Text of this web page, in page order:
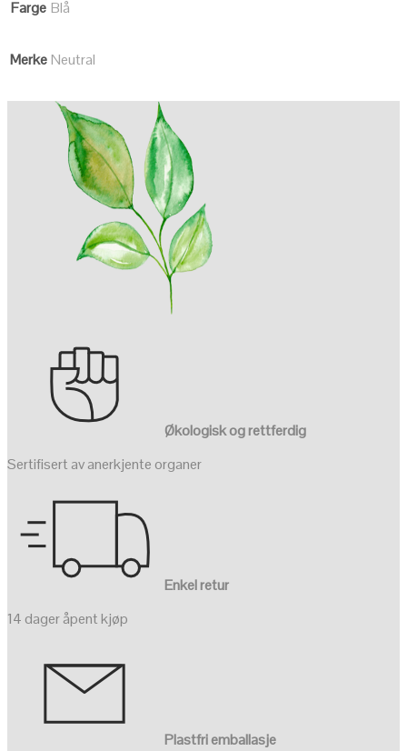
Farge Blå
MerkeNeutral
Økologisk og rettferdig
Sertifisert av anerkjente organer
Enkel retur
14 dager åpent kjøp
Plastfri emballasje